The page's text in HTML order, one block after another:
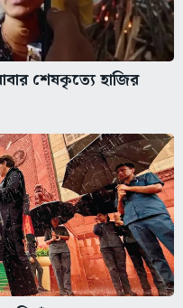
শেষকৃত্যে হাজির